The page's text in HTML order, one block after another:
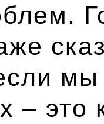
– это